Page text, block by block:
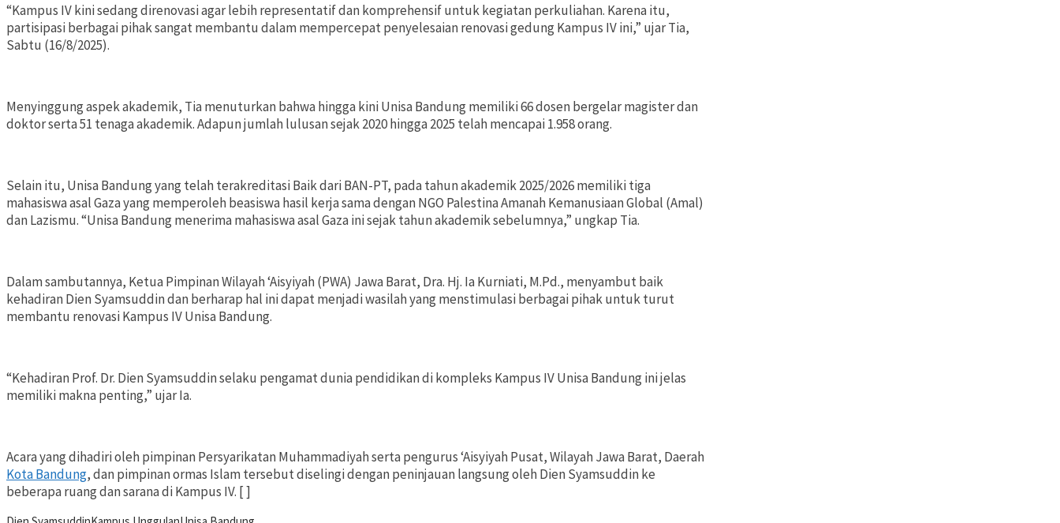
“Kampus IV kini sedang direnovasi agar lebih representatif dan komprehensif untuk kegiatan perkuliahan. Karena itu,
partisipasi berbagai pihak sangat membantu dalam mempercepat penyelesaian renovasi gedung Kampus IV ini,” ujar Tia,
Sabtu (16/8/2025).
Menyinggung aspek akademik, Tia menuturkan bahwa hingga kini Unisa Bandung memiliki 66 dosen bergelar magister dan
doktor serta 51 tenaga akademik. Adapun jumlah lulusan sejak 2020 hingga 2025 telah mencapai 1.958 orang.
Selain itu, Unisa Bandung yang telah terakreditasi Baik dari BAN-PT, pada tahun akademik 2025/2026 memiliki tiga
mahasiswa asal Gaza yang memperoleh beasiswa hasil kerja sama dengan NGO Palestina Amanah Kemanusiaan Global (Amal)
dan Lazismu. “Unisa Bandung menerima mahasiswa asal Gaza ini sejak tahun akademik sebelumnya,” ungkap Tia.
Dalam sambutannya, Ketua Pimpinan Wilayah ‘Aisyiyah (PWA) Jawa Barat, Dra. Hj. Ia Kurniati, M.Pd., menyambut baik
kehadiran Dien Syamsuddin dan berharap hal ini dapat menjadi wasilah yang menstimulasi berbagai pihak untuk turut
membantu renovasi Kampus IV Unisa Bandung.
“Kehadiran Prof. Dr. Dien Syamsuddin selaku pengamat dunia pendidikan di kompleks Kampus IV Unisa Bandung ini jelas
memiliki makna penting,” ujar Ia.
Acara yang dihadiri oleh pimpinan Persyarikatan Muhammadiyah serta pengurus ‘Aisyiyah Pusat, Wilayah Jawa Barat, Daerah
Kota Bandung, dan pimpinan ormas Islam tersebut diselingi dengan peninjauan langsung oleh Dien Syamsuddin ke
beberapa ruang dan sarana di Kampus IV. [ ]